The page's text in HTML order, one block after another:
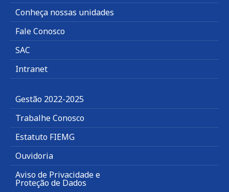
Conheça nossas unidades
Fale Conosco
SAC
Intranet
Gestão 2022-2025
Trabalhe Conosco
Estatuto FIEMG
Ouvidoria
Aviso de Privacidade e
Proteção de Dados